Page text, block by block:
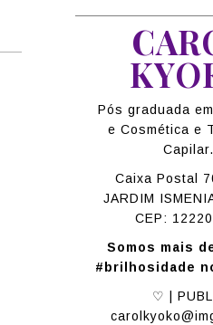
Pós graduada
e Cosmética e
Capilar.
Caixa Postal
JARDIM
CEP:
Somos mais
#brilhosidade
♡ |